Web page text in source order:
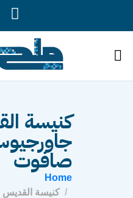
كنيسة
صافوت
Home
كنيسة